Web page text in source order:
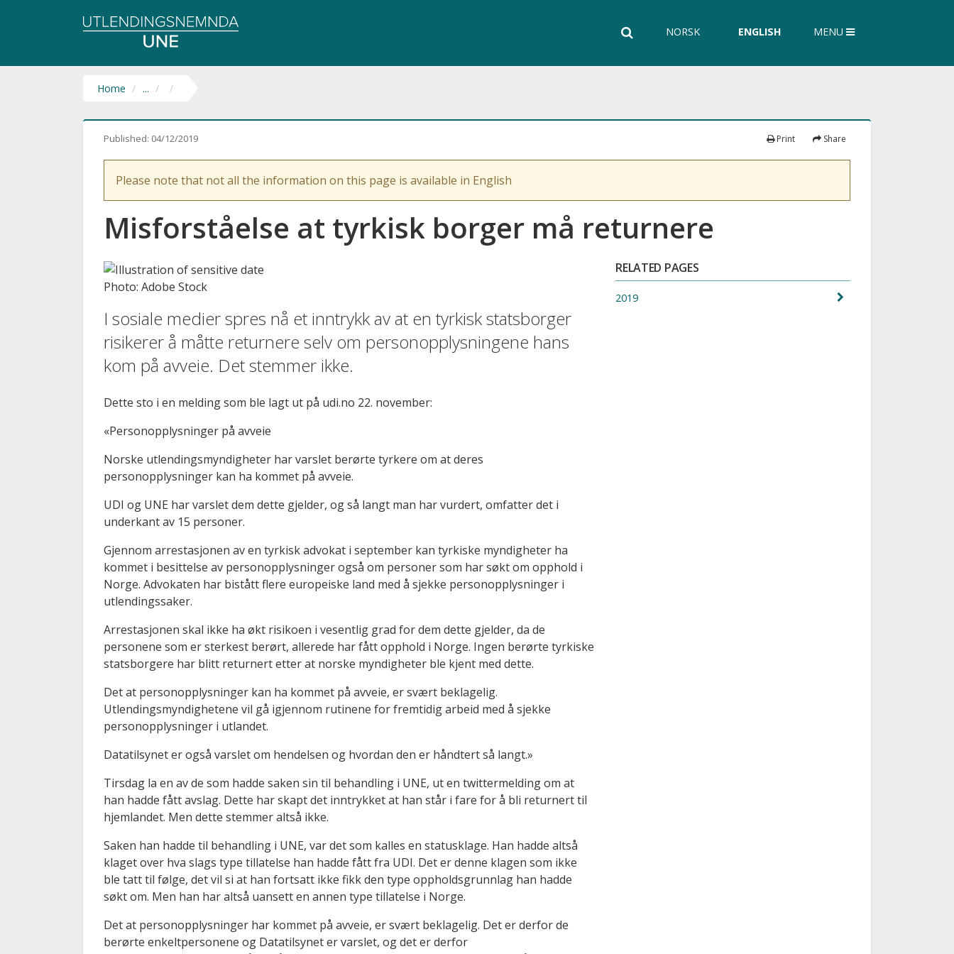
Utlendingsnemnda
UNE
theSearch NORSK ENGLISH MENU
Home ...
Published: 04/12/2019 Print Share
Please note that not all the information on this page is available in English
Misforståelse at tyrkisk borger må returnere
Photo: Adobe Stock
I sosiale medier spres nå et inntrykk av at en tyrkisk statsborger
risikerer å måtte returnere selv om personopplysningene hans
kom på avveie. Det stemmer ikke.
Dette sto i en melding som ble lagt ut på udi.no 22. november:
«Personopplysninger på avveie
Norske utlendingsmyndigheter har varslet berørte tyrkere om at deres
personopplysninger kan ha kommet på avveie.
UDI og UNE har varslet dem dette gjelder, og så langt man har vurdert, omfatter det i
underkant av 15 personer.
Gjennom arrestasjonen av en tyrkisk advokat i september kan tyrkiske myndigheter ha
kommet i besittelse av personopplysninger også om personer som har søkt om opphold i
Norge. Advokaten har bistått flere europeiske land med å sjekke personopplysninger i
utlendingssaker.
Arrestasjonen skal ikke ha økt risikoen i vesentlig grad for dem dette gjelder, da de
personene som er sterkest berørt, allerede har fått opphold i Norge. Ingen berørte tyrkiske
statsborgere har blitt returnert etter at norske myndigheter ble kjent med dette.
Det at personopplysninger kan ha kommet på avveie, er svært beklagelig.
Utlendingsmyndighetene vil gå igjennom rutinene for fremtidig arbeid med å sjekke
personopplysninger i utlandet.
Datatilsynet er også varslet om hendelsen og hvordan den er håndtert så langt.»
Tirsdag la en av de som hadde saken sin til behandling i UNE, ut en twittermelding om at
han hadde fått avslag. Dette har skapt det inntrykket at han står i fare for å bli returnert til
hjemlandet. Men dette stemmer altså ikke.
Saken han hadde til behandling i UNE, var det som kalles en statusklage. Han hadde altså
klaget over hva slags type tillatelse han hadde fått fra UDI. Det er denne klagen som ikke
ble tatt til følge, det vil si at han fortsatt ikke fikk den type oppholdsgrunnlag han hadde
søkt om. Men han har altså uansett en annen type tillatelse i Norge.
Det at personopplysninger har kommet på avveie, er svært beklagelig. Det er derfor de
berørte enkeltpersonene og Datatilsynet er varslet, og det er derfor
RELATED PAGES
2019